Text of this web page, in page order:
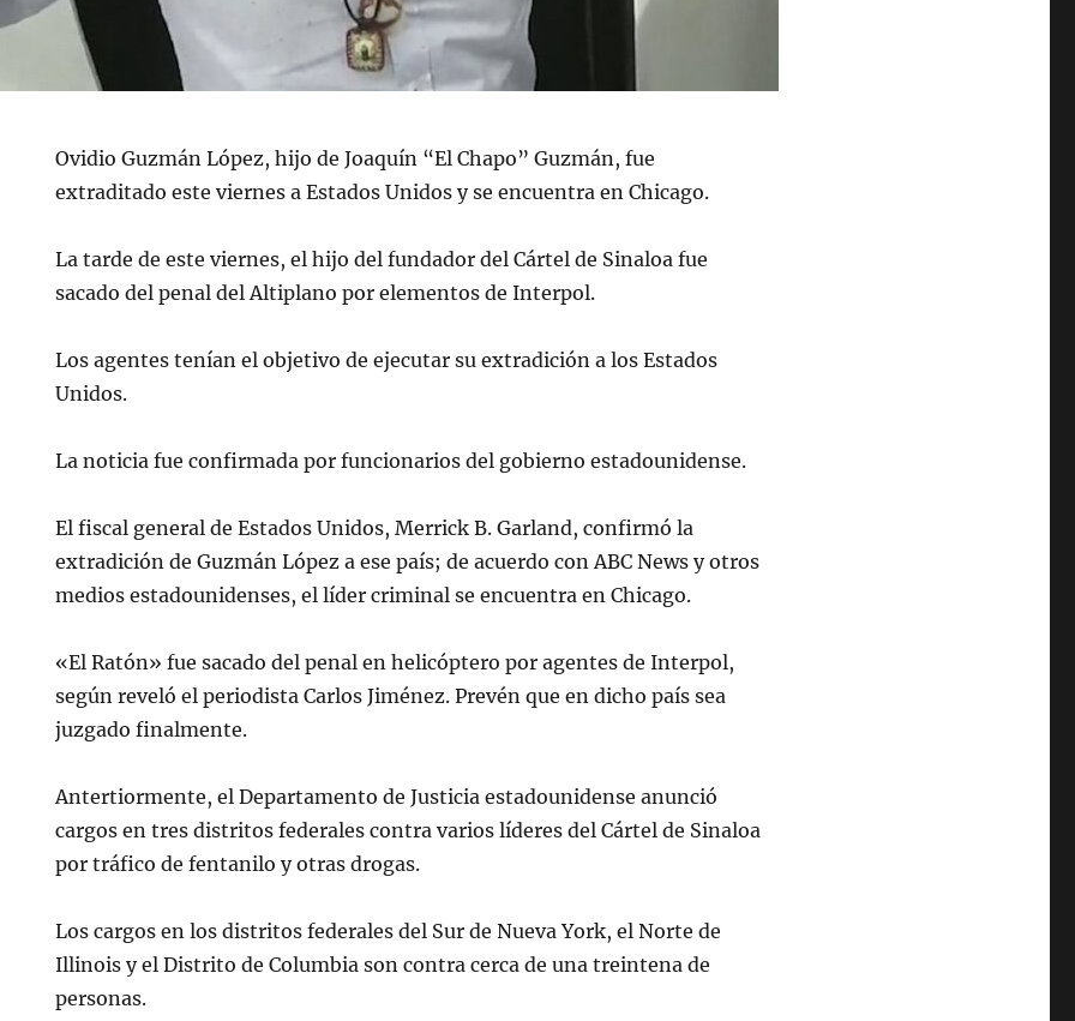
Ovidio Guzmán López, hijo de Joaquín “El Chapo” Guzmán, fue
extraditado este viernes a Estados Unidos y se encuentra en Chicago.
La tarde de este viernes, el hijo del fundador del Cártel de Sinaloa fue
sacado del penal del Altiplano por elementos de Interpol.
Los agentes tenían el objetivo de ejecutar su extradición a los Estados
Unidos.
La noticia fue confirmada por funcionarios del gobierno estadounidense.
El fiscal general de Estados Unidos, Merrick B. Garland, confirmó la
extradición de Guzmán López a ese país; de acuerdo con ABC News y otros
medios estadounidenses, el líder criminal se encuentra en Chicago.
«El Ratón» fue sacado del penal en helicóptero por agentes de Interpol,
según reveló el periodista Carlos Jiménez. Prevén que en dicho país sea
juzgado finalmente.
Antertiormente, el Departamento de Justicia estadounidense anunció
cargos en tres distritos federales contra varios líderes del Cártel de Sinaloa
por tráfico de fentanilo y otras drogas.
Los cargos en los distritos federales del Sur de Nueva York, el Norte de
Illinois y el Distrito de Columbia son contra cerca de una treintena de
personas.